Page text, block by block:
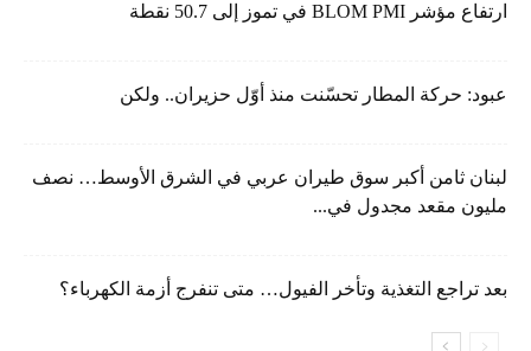
ارتفاع مؤشر BLOM PMI في تموز إلى 50.7 نقطة
عبود: حركة المطار تحسّنت منذ أوّل حزيران.. ولكن
لبنان ثامن أكبر سوق طيران عربي في الشرق الأوسط… نصف
مليون مقعد مجدول في...
بعد تراجع التغذية وتأخر الفيول… متى تنفرج أزمة الكهرباء؟